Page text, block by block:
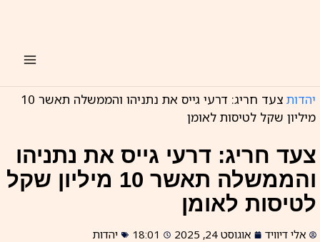
יהדות
צעד חריג: דרעי גייס את נתניהו והממשלה תאשר 10
מיליון שקל לטיסות לאומן
צעד חריג: דרעי גייס את נתניהו
והממשלה תאשר 10 מיליון שקל
לטיסות לאומן
אלי דיוויד אוגוסט 24, 2025 18:01 יהדות